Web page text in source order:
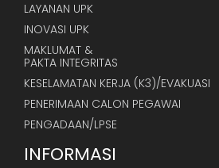
LAYANAN UPK
INOVASI UPK
MAKLUMAT &
PAKTA INTEGRITAS
KESELAMATAN KERJA (K3)/EVAKUASI
PENERIMAAN CALON PEGAWAI
PENGADAAN/LPSE
INFORMASI